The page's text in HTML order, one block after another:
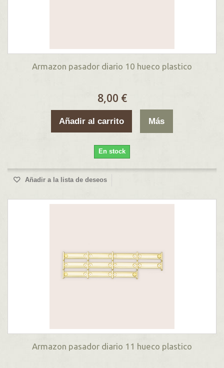
Armazon pasador diario 10 hueco plastico
8,00 €
Añadir al carrito Más
En stock
Añadir a la lista de deseos
Armazon pasador diario 11 hueco plastico